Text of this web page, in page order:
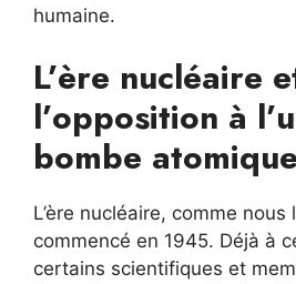
humaine.
L’ère nucléaire
l’opposition à
bombe atomique
L’ère nucléaire, comme nous
commencé en 1945. Déjà à
certains scientifiques et